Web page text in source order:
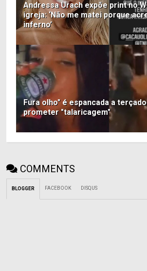
Andressa Urach expõe print no
igreja: ‘Não me matei porque
inferno’
Fura olho" é espancada a
prometer "talaricagem"
COMMENTS
BLOGGER FACEBOOK DISQUS